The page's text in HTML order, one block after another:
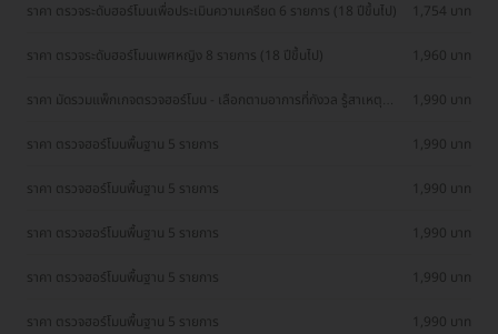
ราคา ตรวจระดับฮอร์โมนเพื่อประเมินความเครียด 6 รายการ (18 ปีขึ้นไป) 1,754 บาท
ราคา ตรวจระดับฮอร์โมนเพศหญิง 8 รายการ (18 ปีขึ้นไป) 1,960 บาท
ราคา มัดรวมแพ็กเกจตรวจฮอร์โมน - เลือกตามอาการที่กังวล รู้สาเหตุ
1,990 บาท
ราคา ตรวจฮอร์โมนพื้นฐาน 5 รายการ 1,990 บาท
ราคา ตรวจฮอร์โมนพื้นฐาน 5 รายการ 1,990 บาท
ราคา ตรวจฮอร์โมนพื้นฐาน 5 รายการ 1,990 บาท
ราคา ตรวจฮอร์โมนพื้นฐาน 5 รายการ 1,990 บาท
ราคา ตรวจฮอร์โมนพื้นฐาน 5 รายการ 1,990 บาท